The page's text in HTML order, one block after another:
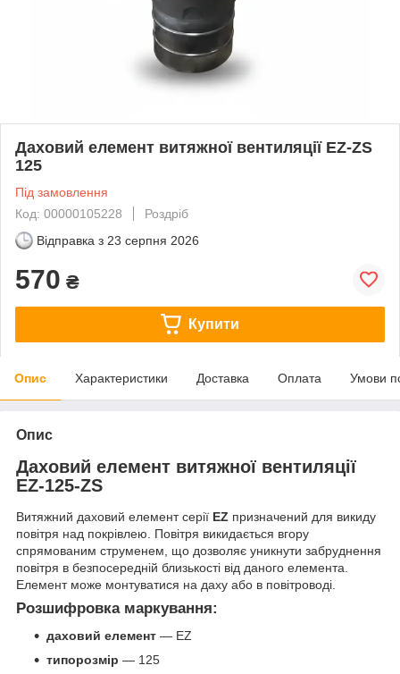
Даховий елемент витяжної вентиляції EZ-ZS
125
Під замовлення
Код: 00000105228
Роздріб
Відправка з 23 серпня 2026
570 ₴
Купити
Опис Характеристики Доставка Оплата Умови
Опис
Даховий елемент витяжної вентиляції
EZ-125-ZS
Витяжний даховий елемент серії EZ призначений для викиду
повітря над покрівлею. Повітря викидається вгору
спрямованим струменем, що дозволяє уникнути забруднення
повітря в безпосередній близькості від даного елемента.
Елемент може монтуватися на даху або в повітроводі.
Розшифровка маркування:
даховий елемент — EZ
типорозмір — 125